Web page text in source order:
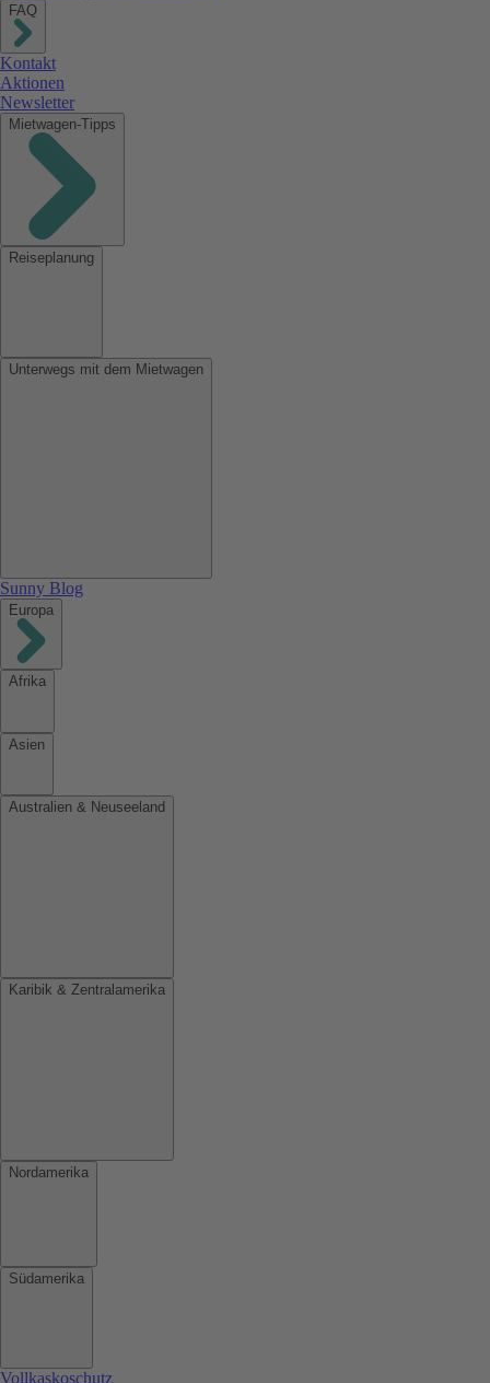
FAQ
Kontakt
Aktionen
Newsletter
Mietwagen-Tipps
Reiseplanung
Unterwegs mit dem Mietwagen
Sunny Blog
Europa
Afrika
Asien
Australien & Neuseeland
Karibik & Zentralamerika
Nordamerika
Südamerika
Vollkaskoschutz